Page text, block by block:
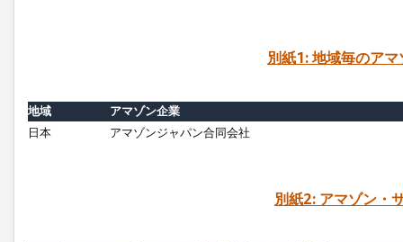
別紙1: 地域毎のア
地域
アマゾン企業
日本
アマゾンジャパン合同会社
別紙2: アマゾン・